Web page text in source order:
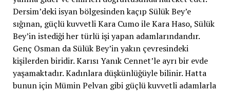
Dersim’deki isyan bölgesinden kaçıp Sülük Bey’e
sığınan, güçlü kuvvetli Kara Cumo ile Kara Haso, Sülük
Bey’in istediği her türlü işi yapan adamlarındandır.
Genç Osman da Sülük Bey’in yakın çevresindeki
kişilerden biridir. Karısı Yanık Cennet’le ayrı bir evde
yaşamaktadır. Kadınlara düşkünlüğüyle bilinir. Hatta
bunun için Mümin Pelvan gibi güçlü kuvvetli adamlarla